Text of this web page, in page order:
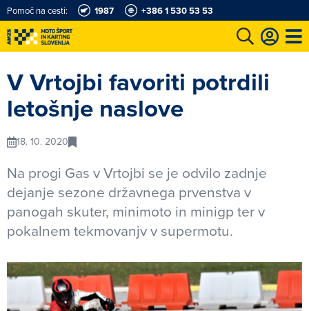
Pomoč na cesti: 1987 +386 1 530 53 53
V Vrtojbi favoriti potrdili
letošnje naslove
18. 10. 2020
Na progi Gas v Vrtojbi se je odvilo zadnje
dejanje sezone državnega prvenstva v
panogah skuter, minimoto in minigp ter v
pokalnem tekmovanjv v supermotu.